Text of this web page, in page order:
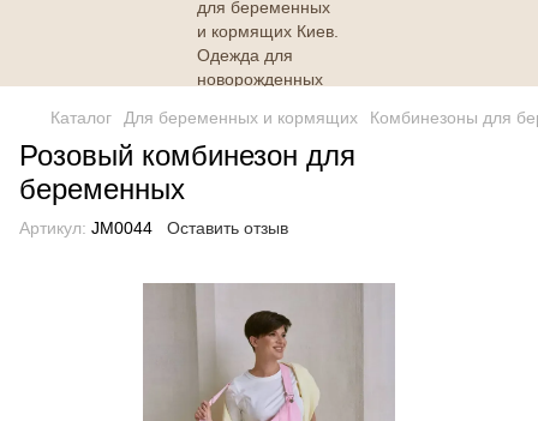
Каталог Для беременных и кормящих Комбинезоны для
Розовый комбинезон для
беременных
Артикул: JM0044 Оставить отзыв